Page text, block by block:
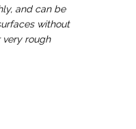
and can be
without
very rough